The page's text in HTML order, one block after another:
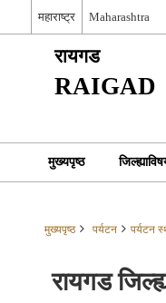
महाराष्ट्र Maharashtra
रायगड
RAIGAD
मुख्यपृष्ठ
मुख्यपृष्ठ पर्यटन पर्यटन
रायगड